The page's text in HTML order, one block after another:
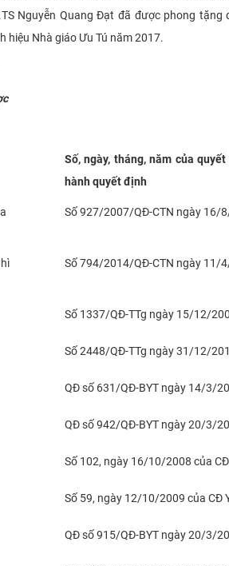
Nguyễn Quang Đạt đã được phong tặng
hiệu Nhà giáo Ưu Tú năm 2017.
Số, ngày, tháng, năm của
hành quyết định
Số 927/2007/QĐ-CTN ngày 16/
Số 794/2014/QĐ-CTN ngày 11/
Số 1337/QĐ-TTg ngày 15/12/
Số 2448/QĐ-TTg ngày 31/12/
QĐ số 631/QĐ-BYT ngày 14/3/
QĐ số 942/QĐ-BYT ngày 20/3/
Số 102, ngày 16/10/2008 của CĐ
Số 59, ngày 12/10/2009 của CĐ
QĐ số 915/QĐ-BYT ngày 20/3/